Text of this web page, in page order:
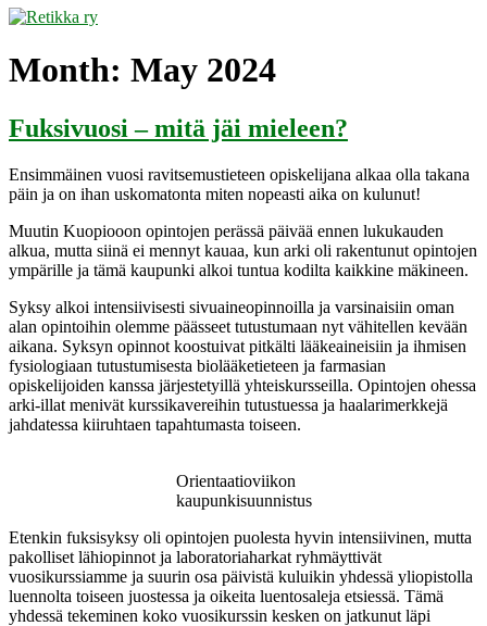
Month: May 2024
Fuksivuosi – mitä jäi mieleen?
Ensimmäinen vuosi ravitsemustieteen opiskelijana alkaa olla takana
päin ja on ihan uskomatonta miten nopeasti aika on kulunut!
Muutin Kuopiooon opintojen perässä päivää ennen lukukauden
alkua, mutta siinä ei mennyt kauaa, kun arki oli rakentunut opintojen
ympärille ja tämä kaupunki alkoi tuntua kodilta kaikkine mäkineen.
Syksy alkoi intensiivisesti sivuaineopinnoilla ja varsinaisiin oman
alan opintoihin olemme päässeet tutustumaan nyt vähitellen kevään
aikana. Syksyn opinnot koostuivat pitkälti lääkeaineisiin ja ihmisen
fysiologiaan tutustumisesta biolääketieteen ja farmasian
opiskelijoiden kanssa järjestetyillä yhteiskursseilla. Opintojen ohessa
arki-illat menivät kurssikavereihin tutustuessa ja haalarimerkkejä
jahdatessa kiiruhtaen tapahtumasta toiseen.
Orientaatioviikon
kaupunkisuunnistus
Etenkin fuksisyksy oli opintojen puolesta hyvin intensiivinen, mutta
pakolliset lähiopinnot ja laboratoriaharkat ryhmäyttivät
vuosikurssiamme ja suurin osa päivistä kuluikin yhdessä yliopistolla
luennolta toiseen juostessa ja oikeita luentosaleja etsiessä. Tämä
yhdessä tekeminen koko vuosikurssin kesken on jatkunut läpi